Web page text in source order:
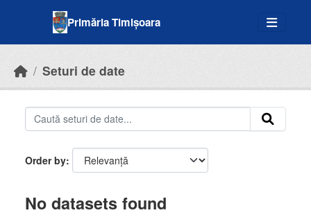
Primăria Timișoara
Seturi de date
Order by
No datasets found